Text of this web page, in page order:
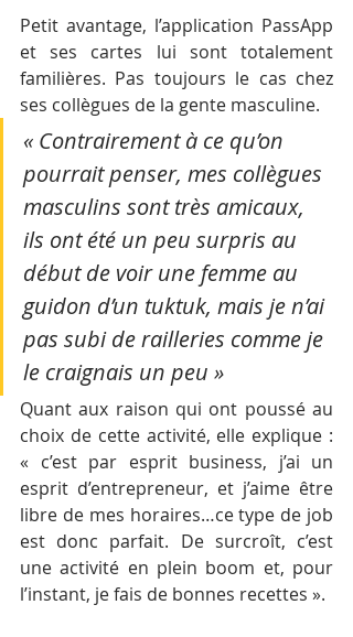
Petit avantage, l’application PassApp
et ses cartes lui sont totalement
familières. Pas toujours le cas chez
ses collègues de la gente masculine.
« Contrairement à ce qu’on
pourrait penser, mes collègues
masculins sont très amicaux,
ils ont été un peu surpris au
début de voir une femme au
guidon d’un tuktuk, mais je n’ai
pas subi de railleries comme je
le craignais un peu »
Quant aux raison qui ont poussé au
choix de cette activité, elle explique :
« c’est par esprit business, j’ai un
esprit d’entrepreneur, et j’aime être
libre de mes horaires…ce type de job
est donc parfait. De surcroît, c’est
une activité en plein boom et, pour
l’instant, je fais de bonnes recettes ».